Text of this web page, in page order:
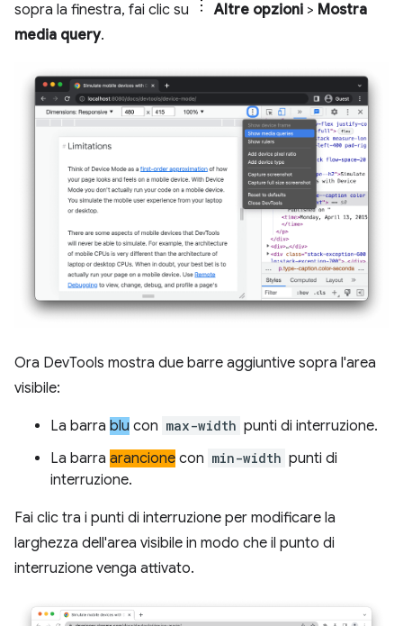
sopra la finestra, fai clic su
Altre opzioni > Mostra
media query.
Ora DevTools mostra due barre aggiuntive sopra l'area
visibile:
La barra blu con max-width punti di interruzione.
La barra arancione con min-width punti di
interruzione.
Fai clic tra i punti di interruzione per modificare la
larghezza dell'area visibile in modo che il punto di
interruzione venga attivato.